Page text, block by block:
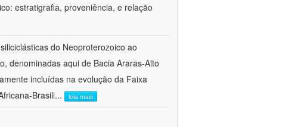
estratigrafia, proveniência, e relação
do Neoproterozoico ao
denominadas aqui de Bacia Araras-Alto
incluídas na evolução da Faixa
Brasili... leia mais